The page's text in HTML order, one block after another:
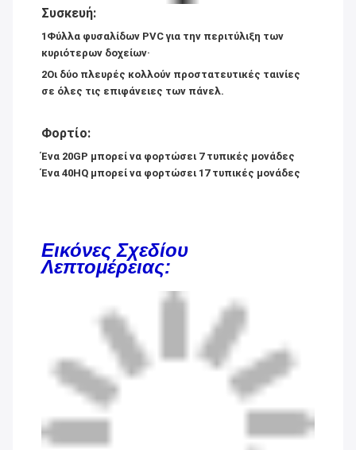
Συσκευή:
1Φύλλα φυσαλίδων PVC για την περιτύλιξη των
κυριότερων δοχείων·
2Οι δύο πλευρές κολλούν προστατευτικές ταινίες
σε όλες τις επιφάνειες των πάνελ.
Φορτίο:
Ένα 20GP μπορεί να φορτώσει 7 τυπικές μονάδες
Ένα 40HQ μπορεί να φορτώσει 17 τυπικές μονάδες
Εικόνες Σχεδίου
Λεπτομέρειας: